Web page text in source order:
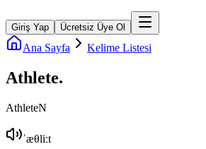
Giriş Yap Ücretsiz Üye Ol
Ana Sayfa Kelime Listesi
Athlete.
AthleteN
ˈæθliːt